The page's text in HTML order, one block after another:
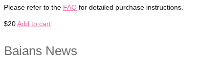
Please refer to the FAQ for detailed purchase instructions.
$20Add to cart
Baians News